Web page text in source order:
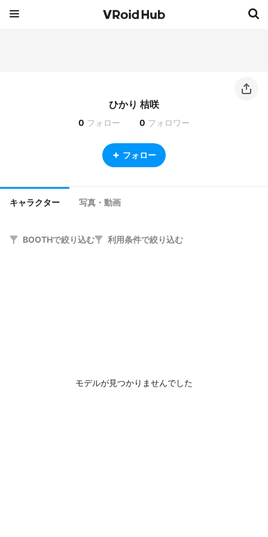
ひかり 桔咲
0 フォロー 0 フォロワー
フォロー
キャラクター 写真・動画
BOOTHで絞り込む 利用条件で絞り込む
モデルが見つかりませんでした